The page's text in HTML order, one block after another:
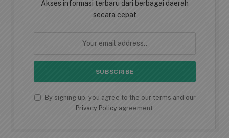
Akses informasi terbaru dari berbagai daerah
secara cepat
By signing up, you agree to the our terms and our
Privacy Policyagreement.